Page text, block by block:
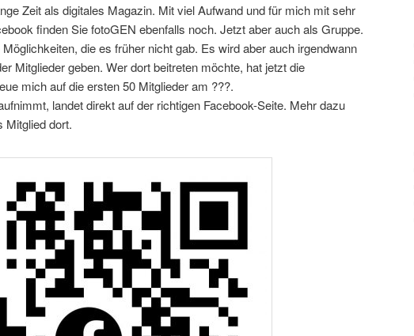
Zeit als digitales Magazin. Mit viel Aufwand und für mich mit sehr
finden Sie fotoGEN ebenfalls noch. Jetzt aber auch als Gruppe.
die es früher nicht gab. Es wird aber auch irgendwann
Mitglieder geben. Wer dort beitreten möchte, hat jetzt die
mich auf die ersten 50 Mitglieder am ???.
landet direkt auf der richtigen Facebook-Seite. Mehr dazu
Mitglied dort.